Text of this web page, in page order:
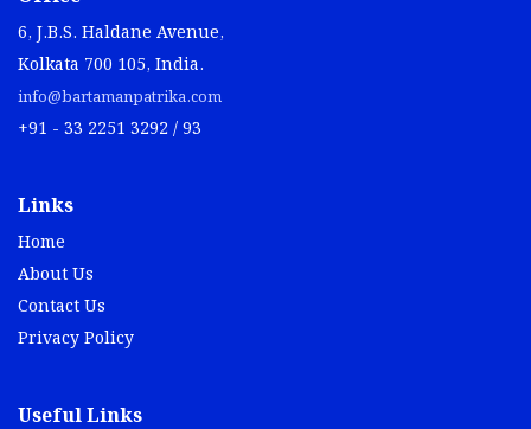
6, J.B.S. Haldane Avenue,
Kolkata 700 105, India.
info@bartamanpatrika.com
+91 - 33 2251 3292 / 93
Links
Home
About Us
Contact Us
Privacy Policy
Useful Links